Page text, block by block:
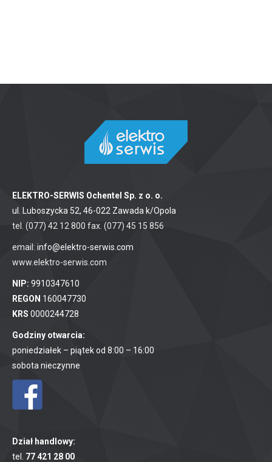
ELEKTRO-SERWIS Ochentel Sp. z o. o.
ul. Luboszycka 52, 46-022 Zawada k/Opola
tel. (077) 42 12 800 fax. (077) 45 15 856
email: info@elektro-serwis.com
www.elektro-serwis.com
NIP: 9910347610
REGON 160047730
KRS 0000244728
Godziny otwarcia:
poniedziałek – piątek od 8:00 – 16:00
sobota nieczynne
Dział handlowy:
tel. 77 421 28 00